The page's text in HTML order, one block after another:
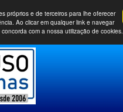
próprios e de terceiros para lhe oferecer
Ao clicar em qualquer link e navegar
com a nossa utilização de cookies.